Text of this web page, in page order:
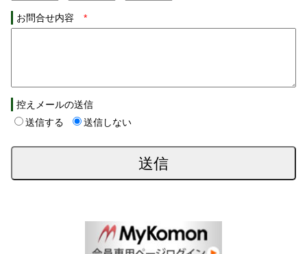
お問合せ内容 *
控えメールの送信
送信する
送信しない